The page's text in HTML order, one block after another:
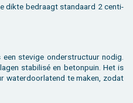
dikte be­draagt stan­daard 2 cen­ti­
ste­vi­ge on­der­struc­tuur nodig.
sta­bi­lisé en be­ton­puin. Het is
wa­ter­door­la­tend te maken, zodat